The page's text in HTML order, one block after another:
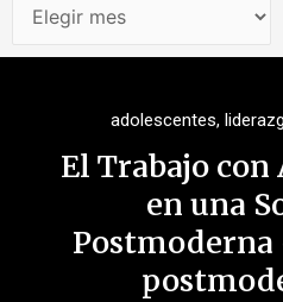
adolescentes,
El Trabajo con
en una
Postmoderna